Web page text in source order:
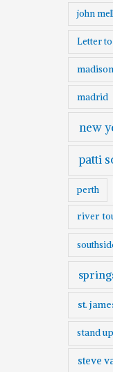
john
Letter
madrid
new
patti
perth
river
st.
stand
steve